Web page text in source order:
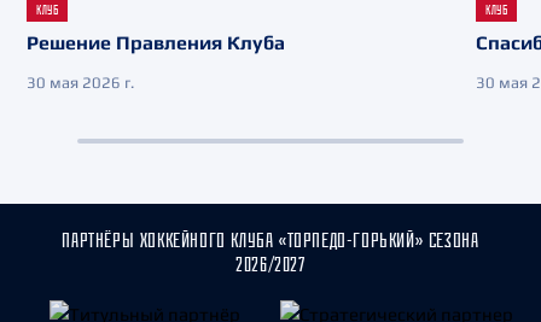
КЛУБ
Решение Правления Клуба
30 мая 2026 г.
КЛУБ
30 мая
ПАРТНЁРЫ ХОККЕЙНОГО КЛУБА «ТОРПЕДО-ГОРЬКИЙ» СЕЗОНА
2026/2027